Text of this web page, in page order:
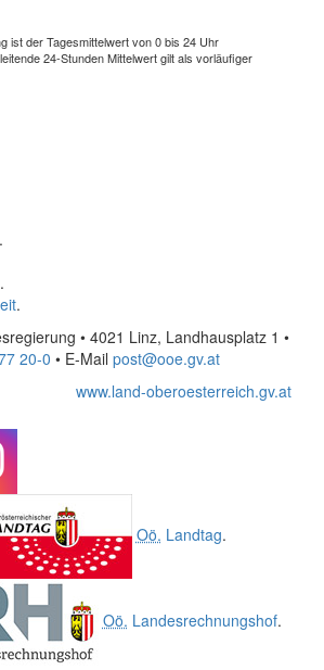
ist der Tagesmittelwert von 0 bis 24 Uhr
24-Stunden Mittelwert gilt als vorläufiger
.
.
.
• 4021 Linz, Landhausplatz 1 •
20-0 • E-Mail post@ooe.gv.at
www.land-oberoesterreich.gv.at
Oö. Landtag.
Oö. Landesrechnungshof.